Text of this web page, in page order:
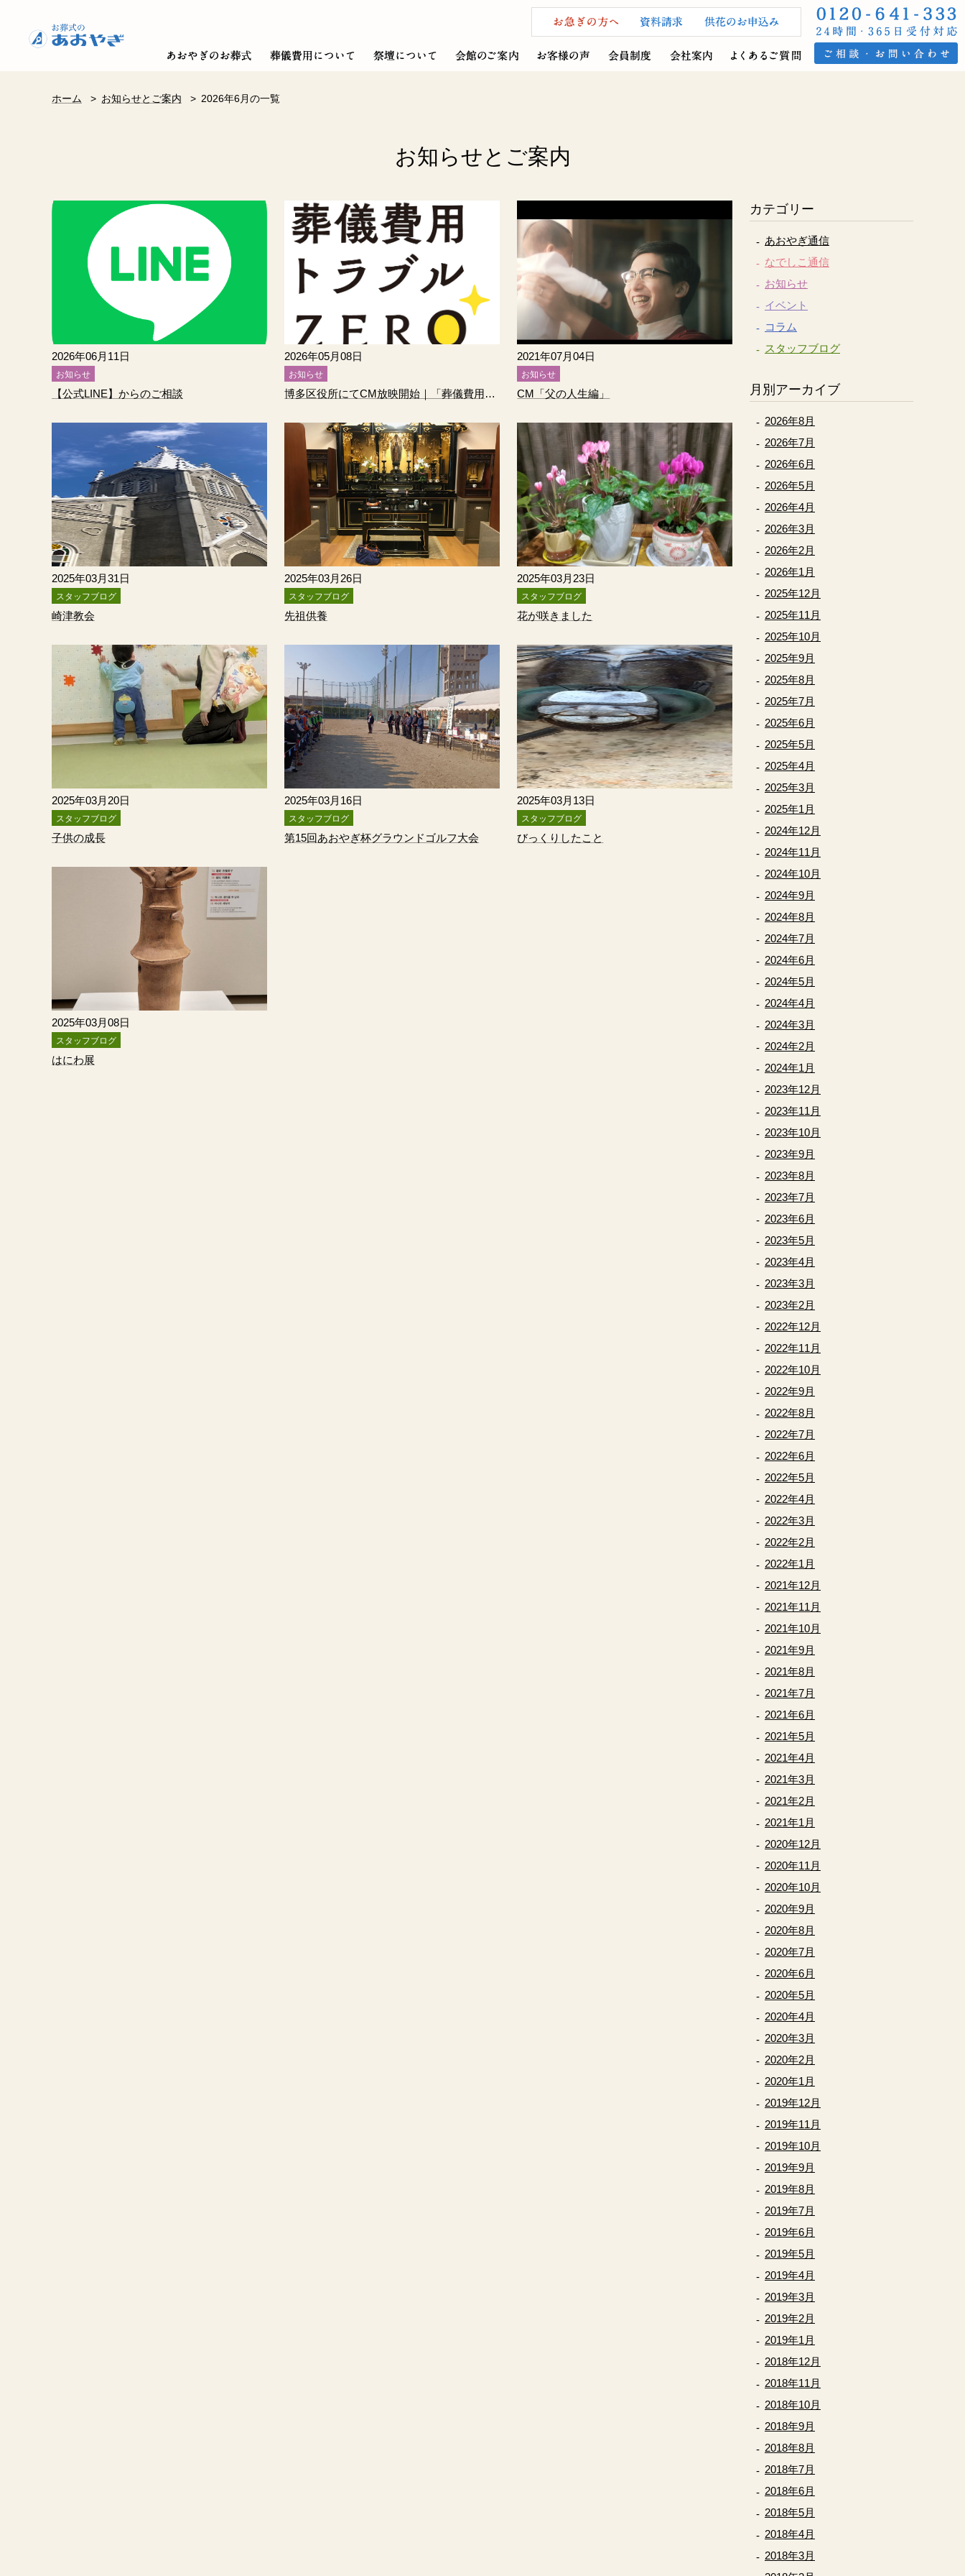
ホーム > お知らせとご案内 > 2026年6月の一覧
お知らせとご案内
2026年06月11日
お知らせ
【公式LINE】からのご相談
2026年05月08日
お知らせ
博多区役所にてCM放映開始｜「葬儀費用トラブル0」への取り組み
2021年07月04日
お知らせ
CM「父の人生編」
2025年03月31日
スタッフブログ
崎津教会
2025年03月26日
スタッフブログ
先祖供養
2025年03月23日
スタッフブログ
花が咲きました
2025年03月20日
スタッフブログ
子供の成長
2025年03月16日
スタッフブログ
第15回あおやぎ杯グラウンドゴルフ大会
2025年03月13日
スタッフブログ
びっくりしたこと
2025年03月08日
スタッフブログ
はにわ展
カテゴリー
あおやぎ通信
なでしこ通信
お知らせ
イベント
コラム
スタッフブログ
月別アーカイブ
2026年8月
2026年7月
2026年6月
2026年5月
2026年4月
2026年3月
2026年2月
2026年1月
2025年12月
2025年11月
2025年10月
2025年9月
2025年8月
2025年7月
2025年6月
2025年5月
2025年4月
2025年3月
2025年1月
2024年12月
2024年11月
2024年10月
2024年9月
2024年8月
2024年7月
2024年6月
2024年5月
2024年4月
2024年3月
2024年2月
2024年1月
2023年12月
2023年11月
2023年10月
2023年9月
2023年8月
2023年7月
2023年6月
2023年5月
2023年4月
2023年3月
2023年2月
2022年12月
2022年11月
2022年10月
2022年9月
2022年8月
2022年7月
2022年6月
2022年5月
2022年4月
2022年3月
2022年2月
2022年1月
2021年12月
2021年11月
2021年10月
2021年9月
2021年8月
2021年7月
2021年6月
2021年5月
2021年4月
2021年3月
2021年2月
2021年1月
2020年12月
2020年11月
2020年10月
2020年9月
2020年8月
2020年7月
2020年6月
2020年5月
2020年4月
2020年3月
2020年2月
2020年1月
2019年12月
2019年11月
2019年10月
2019年9月
2019年8月
2019年7月
2019年6月
2019年5月
2019年4月
2019年3月
2019年2月
2019年1月
2018年12月
2018年11月
2018年10月
2018年9月
2018年8月
2018年7月
2018年6月
2018年5月
2018年4月
2018年3月